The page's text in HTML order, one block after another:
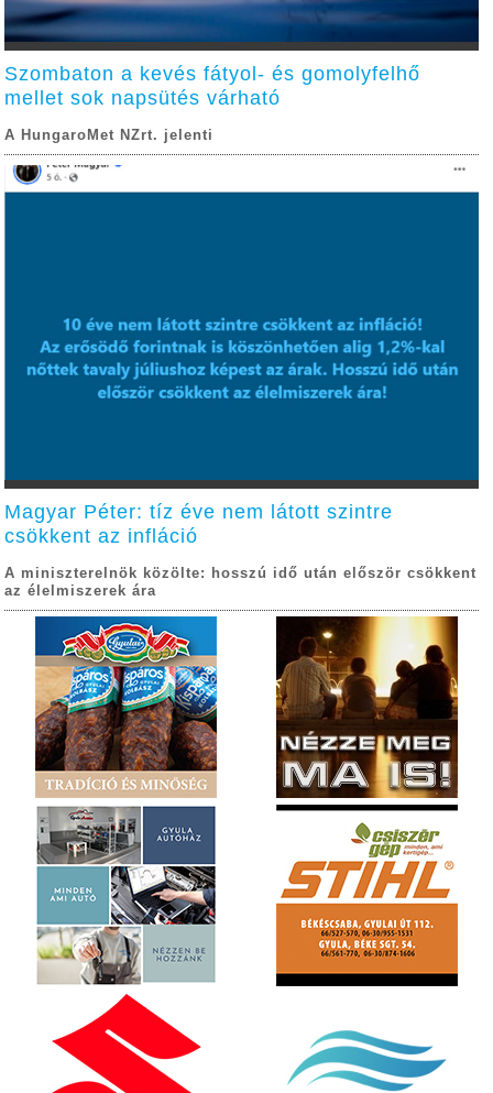
Szombaton a kevés fátyol- és gomolyfelhő
mellet sok napsütés várható
A HungaroMet NZrt. jelenti
Magyar Péter: tíz éve nem látott szintre
csökkent az infláció
A miniszterelnök közölte: hosszú idő után először csökkent
az élelmiszerek ára